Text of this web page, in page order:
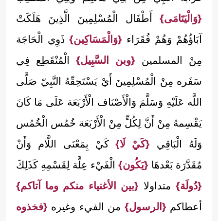
{وَالْيَتَامَى} أَطْفَال الْمُسْلِمِينَ الَّذِينَ هَلَكَتْ
آبَاؤُهُمْ وَهُمْ فُقَرَاء {وَالْمَسَاكِين} ذَوِي الْحَاجَة
مِنْ المسلمين {وبن السَّبِيل}الْمُنْقَطِع فِي
سَفَره مِنْ الْمُسْلِمِينَ أَيْ يَسْتَحِقّهُ النَّبِيّ صَلَّى
اللَّه عَلَيْهِ وَسَلَّمَ وَالْأَصْنَاف الْأَرْبَعَة عَلَى مَا كَانَ
يَقْسِمهُ مِنْ أَنَّ لِكُلٍّ مِنْ الْأَرْبَعَة خُمُس الْخُمُس
وَلَهُ الْبَاقِي {كَيْ لَا}كَيْ بِمَعْنَى اللَّام وَأَنْ
مُقَدَّرَة بَعْدهَا {يَكُون} الْفَيْء عِلَّة لِقَسْمِهِ كَذَلِكَ
{دُولَة}متداولا {بين الأغنياء منكم وما آتاكم}
أعطاكم {الرسول} من الفيء وغيره {فخذوه